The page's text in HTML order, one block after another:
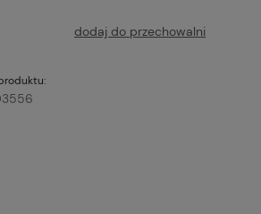
dodaj do przechowalni